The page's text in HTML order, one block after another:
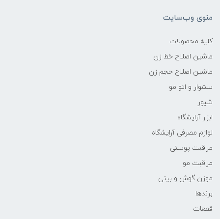
منوی وب‌سایت
کلیه محصولات
ماشین اصلاح خط زن
ماشین اصلاح حجم زن
سشوار و اتو مو
شیور
ابزار آرایشگاه
لوازم مصرفی آرایشگاه
مراقبت پوستی
مراقبت مو
موزن گوش و بینی
برندها
قطعات